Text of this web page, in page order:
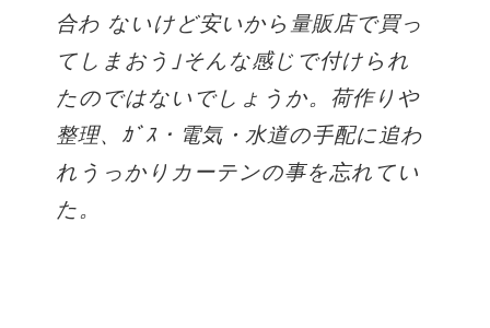
合わ ないけど安いから量販店で買っ
てしまおう｣そんな感じで付けられ
たのではないでしょうか。荷作りや
整理、ｶﾞｽ・電気・水道の手配に追わ
れうっかりカーテンの事を忘れてい
た。